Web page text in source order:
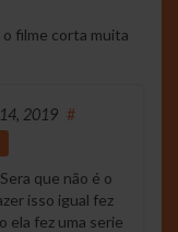
filme corta muita
2019 #
que não é o
isso igual fez
ela fez uma serie